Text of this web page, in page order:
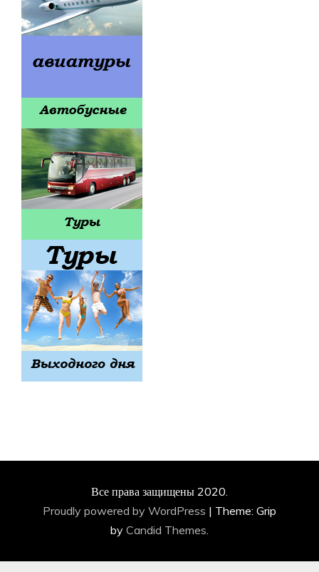
Все права защищены 2020.
Proudly powered by WordPress | Theme: Grip
by Candid Themes.